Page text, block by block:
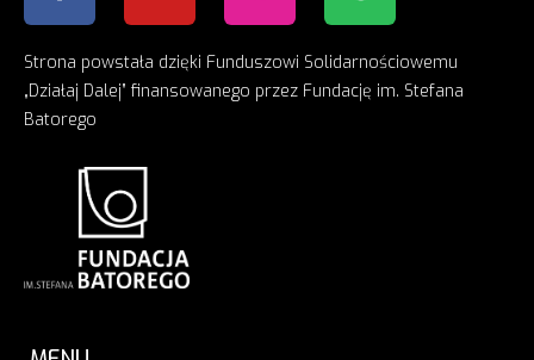
Strona powstała dzięki Funduszowi Solidarnościowemu
„Działaj Dalej” finansowanego przez Fundację im. Stefana
Batorego